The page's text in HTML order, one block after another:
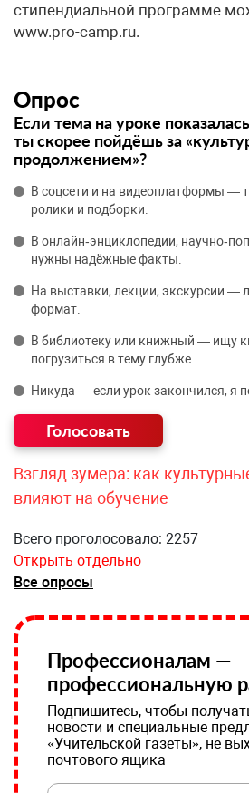
стипендиальной программе
www.pro-camp.ru.
Опрос
Если тема на уроке
ты скорее пойдёшь за
продолжением»?
В соцсети и на видеоплатформы —
ролики и подборки.
В онлайн‑энциклопедии,
нужны надёжные факты.
На выставки, лекции, экскурсии
формат.
В библиотеку или книжный — ищу
погрузиться в тему глубже.
Никуда — если урок закончился, я
Взгляд зумера: как
влияют на обучение
Всего проголосовало: 2257
Открыть отдельно
Все опросы
Профессионалам —
профессиональную
Подпишитесь, чтобы
новости и специальные
«Учительской газеты», не
почтового ящика